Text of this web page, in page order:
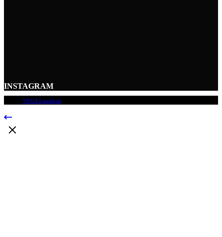
INSTAGRAM
VEGA Landskab